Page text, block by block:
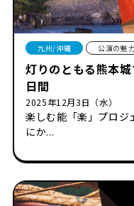
九州/沖縄 公演の魅
灯りのともる熊本
日間
2025年12月3日（水）
楽しむ能「楽」プロ
にか...